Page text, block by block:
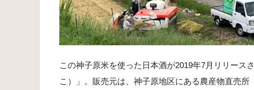
この神子原米を使った日本酒が2019年7月リリース
こ）」。販売元は、神子原地区にある農産物直売所